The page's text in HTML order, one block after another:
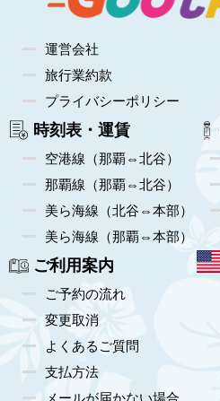
運営会社
旅行業約款
プライバシーポリシー
時刻表・運賃
空港線（那覇⇔北谷）
那覇線（那覇⇔北谷）
美ら海線（北谷⇔本部）
美ら海線（那覇⇔本部）
ご利用案内
ご予約の流れ
変更取消
よくあるご質問
支払方法